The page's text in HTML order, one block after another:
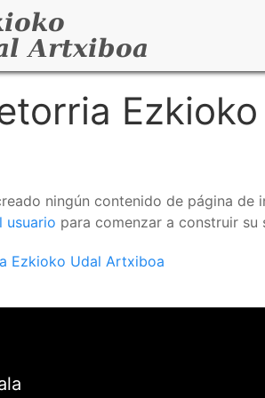
ningún contenido de página de
usuario para comenzar a construir su
Ezkioko Udal Artxiboa